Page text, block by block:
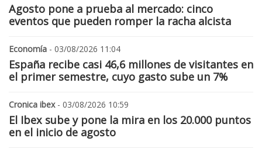
Agosto pone a prueba al mercado: cinco
eventos que pueden romper la racha alcista
Economía - 03/08/2026 11:04
España recibe casi 46,6 millones de visitantes en
el primer semestre, cuyo gasto sube un 7%
Cronica ibex- 03/08/2026 10:59
El Ibex sube y pone la mira en los 20.000 puntos
en el inicio de agosto